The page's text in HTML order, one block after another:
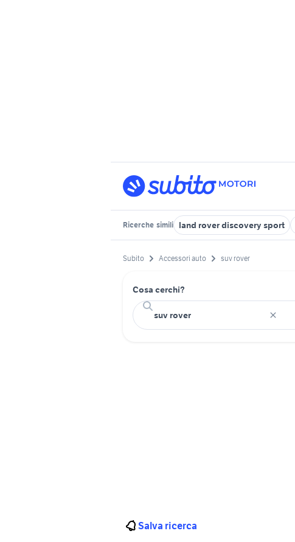
Ricerche simili land rover discovery sport
Subito Accessori auto suv rover
Cosa cerchi?
Salva ricerca